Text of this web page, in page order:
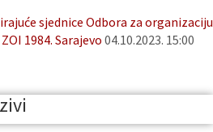
sjednice Odbora za organizaciju
1984. Sarajevo 04.10.2023. 15:00